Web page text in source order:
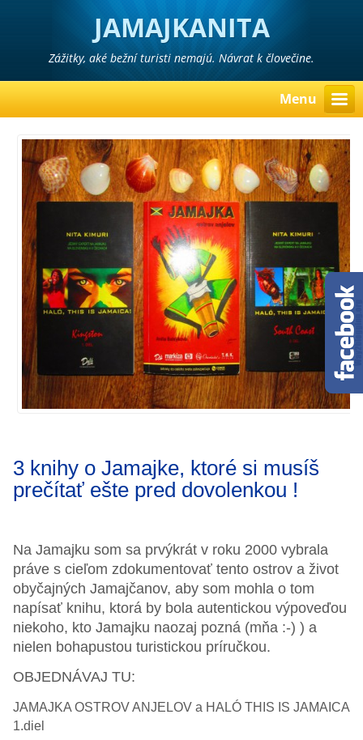
JAMAJKANITA
Zážitky, aké bežní turisti nemajú. Návrat k človečine.
Menu
3 knihy o Jamajke, ktoré si musíš
prečítať ešte pred dovolenkou !
Na Jamajku som sa prvýkrát v roku 2000 vybrala
práve s cieľom zdokumentovať tento ostrov a život
obyčajných Jamajčanov, aby som mohla o tom
napísať knihu, ktorá by bola autentickou výpoveďou
niekoho, kto Jamajku naozaj pozná (mňa :-) ) a
nielen bohapustou turistickou príručkou.
OBJEDNÁVAJ TU:
JAMAJKA OSTROV ANJELOV a HALÓ THIS IS JAMAICA
1.diel